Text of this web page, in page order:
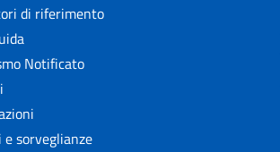
di riferimento
Notificato
e sorveglianze